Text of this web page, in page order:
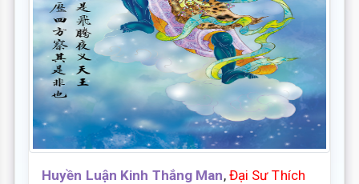
Huyền Luận Kinh Thắng Man, Đại Sư Thích